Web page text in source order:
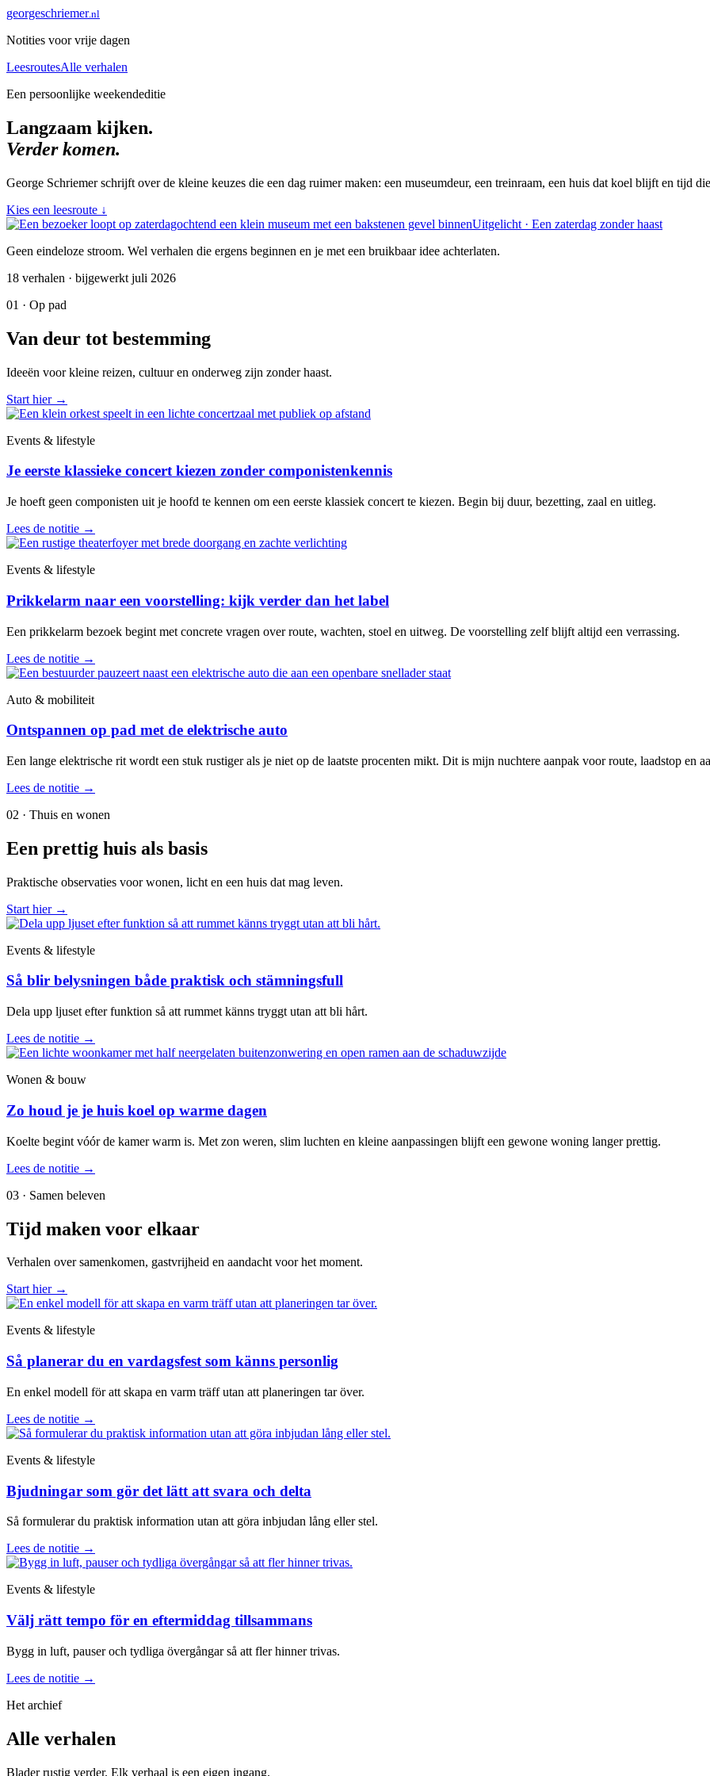
georgeschriemer.nl
Notities voor vrije dagen
LeesroutesAlle verhalen
Een persoonlijke weekendeditie
Langzaam kijken.
Verder komen.
George Schriemer schrijft over de kleine keuzes die een dag ruimer maken: een museumdeur, een treinraam, een huis dat koel blijft en tijd
Kies een leesroute ↓
Uitgelicht · Een zaterdag zonder haast
Geen eindeloze stroom. Wel verhalen die ergens beginnen en je met een bruikbaar idee achterlaten.
18 verhalen · bijgewerkt juli 2026
01 · Op pad
Van deur tot bestemming
Ideeën voor kleine reizen, cultuur en onderweg zijn zonder haast.
Start hier →
Events & lifestyle
Je eerste klassieke concert kiezen zonder componistenkennis
Je hoeft geen componisten uit je hoofd te kennen om een eerste klassiek concert te kiezen. Begin bij duur, bezetting, zaal en uitleg.
Lees de notitie →
Events & lifestyle
Prikkelarm naar een voorstelling: kijk verder dan het label
Een prikkelarm bezoek begint met concrete vragen over route, wachten, stoel en uitweg. De voorstelling zelf blijft altijd een verrassing.
Lees de notitie →
Auto & mobiliteit
Ontspannen op pad met de elektrische auto
Een lange elektrische rit wordt een stuk rustiger als je niet op de laatste procenten mikt. Dit is mijn nuchtere aanpak voor route, laadstop en
Lees de notitie →
02 · Thuis en wonen
Een prettig huis als basis
Praktische observaties voor wonen, licht en een huis dat mag leven.
Start hier →
Events & lifestyle
Så blir belysningen både praktisk och stämningsfull
Dela upp ljuset efter funktion så att rummet känns tryggt utan att bli hårt.
Lees de notitie →
Wonen & bouw
Zo houd je je huis koel op warme dagen
Koelte begint vóór de kamer warm is. Met zon weren, slim luchten en kleine aanpassingen blijft een gewone woning langer prettig.
Lees de notitie →
03 · Samen beleven
Tijd maken voor elkaar
Verhalen over samenkomen, gastvrijheid en aandacht voor het moment.
Start hier →
Events & lifestyle
Så planerar du en vardagsfest som känns personlig
En enkel modell för att skapa en varm träff utan att planeringen tar över.
Lees de notitie →
Events & lifestyle
Bjudningar som gör det lätt att svara och delta
Så formulerar du praktisk information utan att göra inbjudan lång eller stel.
Lees de notitie →
Events & lifestyle
Välj rätt tempo för en eftermiddag tillsammans
Bygg in luft, pauser och tydliga övergångar så att fler hinner trivas.
Lees de notitie →
Het archief
Alle verhalen
Blader rustig verder. Elk verhaal is een eigen ingang.